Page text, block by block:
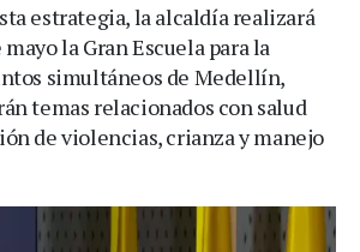
estrategia, la alcaldía realizará
la Gran Escuela para la
simultáneos de Medellín,
temas relacionados con salud
de violencias, crianza y manejo